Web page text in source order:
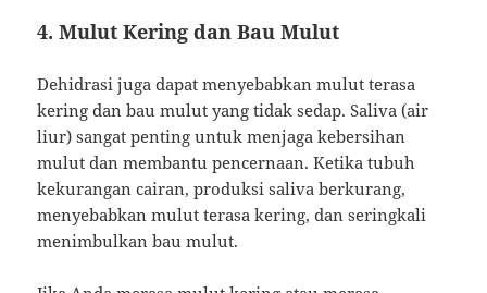
4. Mulut Kering dan Bau Mulut
Dehidrasi juga dapat menyebabkan mulut terasa
kering dan bau mulut yang tidak sedap. Saliva (air
liur) sangat penting untuk menjaga kebersihan
mulut dan membantu pencernaan. Ketika tubuh
kekurangan cairan, produksi saliva berkurang,
menyebabkan mulut terasa kering, dan seringkali
menimbulkan bau mulut.